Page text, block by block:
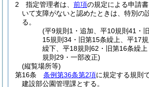
2
指定管理者は、 前項の規定による申請
いて支障がないと認めたときは、特別の
る。
(平9規則1・追加、平10規則41・
15規則34・旧第15条繰上、平17
繰下、平18規則62・旧第16条繰
規則29・一部改正)
(縦覧場所等)
第16条
条例第36条第2項に規定する規則
建設部公園管理課とする。